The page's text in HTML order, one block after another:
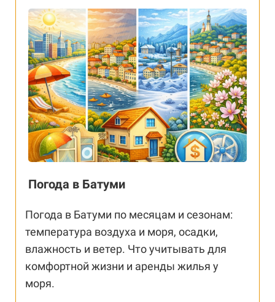
Погода в Батуми
Погода в Батуми по месяцам и сезонам:
температура воздуха и моря, осадки,
влажность и ветер. Что учитывать для
комфортной жизни и аренды жилья у
моря.